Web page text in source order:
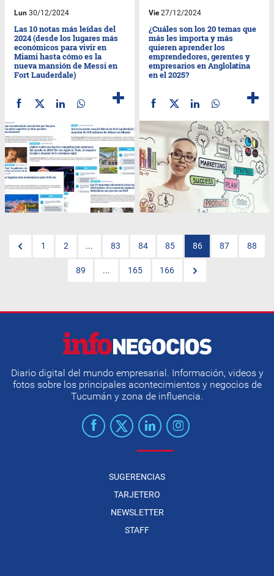
Lun 30/12/2024
Las 10 notas más leídas del
2024 (desde los lugares más
económicos para vivir en
Miami hasta cómo es la
nueva mansión de Messi en
Fort Lauderdale)
Vie27/12/2024
¿Cuáles son los 20 temas que
más les importa y más
quieren aprender los
emprendedores, gerentes y
empresarios en Anglolatina
en el 2025?
1 2 ... 83 84 85 86 87 88
89 ... 165 166
Diario digital del mundo empresarial. Información, videos y
fotos sobre los principales acontecimientos y negocios de
Tucumán y zona de influencia.
SUGERENCIAS
TARJETERO
NEWSLETTER
STAFF